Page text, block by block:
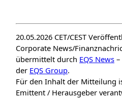
20.05.2026 CET/CEST
Corporate News/
übermittelt durch EQS News
der EQS Group.
Für den Inhalt der Mitteilung
Emittent / Herausgeber